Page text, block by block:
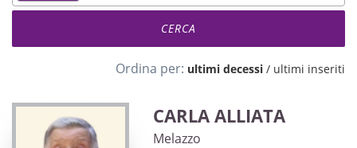
Ordina per: ultimi decessi / ultimi inseriti
CARLA ALLIATA
Melazzo